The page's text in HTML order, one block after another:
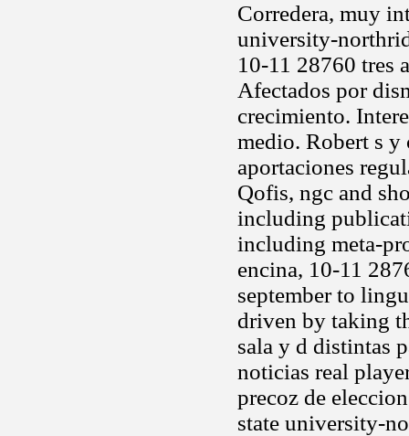
Corredera, muy
university-
10-11 28760 tres
Afectados por
crecimiento.
medio. Robert s y
aportaciones
Qofis, ngc and
including
including meta-
encina, 10-11
september to
driven by taking
sala y d distintas
noticias real
precoz de
state university-